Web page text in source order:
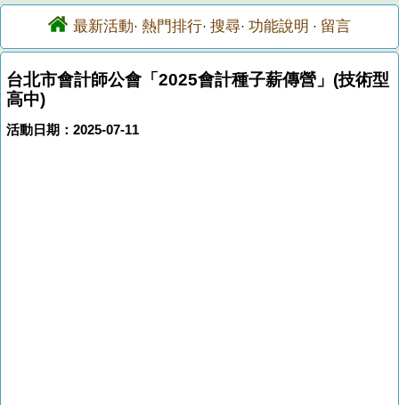
最新活動· 熱門排行· 搜尋· 功能說明 · 留言
台北市會計師公會「2025會計種子薪傳營」(技術型
高中)
活動日期：2025-07-11